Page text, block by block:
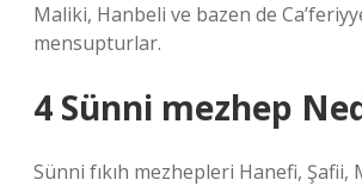
Maliki, Hanbeli ve bazen de
mensupturlar.
4 Sünni mezhep
Sünni fıkıh mezhepleri Hanefi, Şafii,